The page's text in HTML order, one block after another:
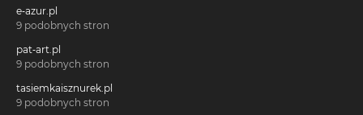
e-azur.pl
9 podobnych stron
pat-art.pl
9 podobnych stron
tasiemkaisznurek.pl
9 podobnych stron